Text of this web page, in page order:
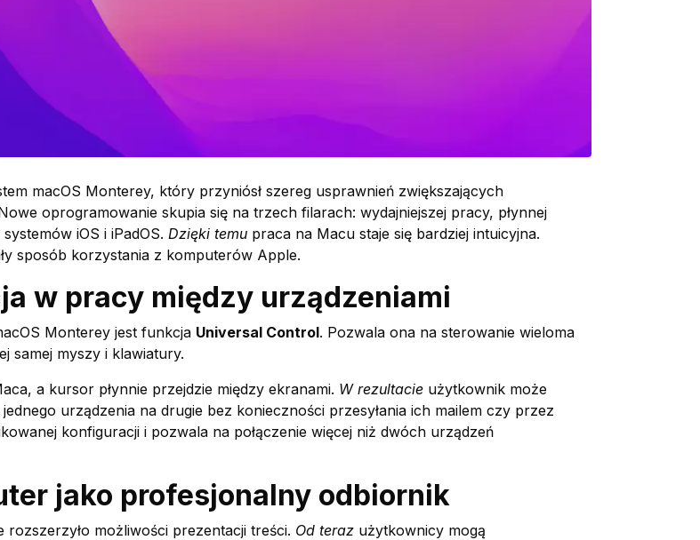
macOS Monterey, który przyniósł szereg usprawnień zwiększających
oprogramowanie skupia się na trzech filarach: wydajniejszej pracy, płynnej
iOS i iPadOS. Dzięki temu praca na Macu staje się bardziej intuicyjna.
sposób korzystania z komputerów Apple.
w pracy między urządzeniami
Monterey jest funkcja Universal Control. Pozwala ona na sterowanie wieloma
samej myszy i klawiatury.
a kursor płynnie przejdzie między ekranami. W rezultacie użytkownik może
urządzenia na drugie bez konieczności przesyłania ich mailem czy przez
konfiguracji i pozwala na połączenie więcej niż dwóch urządzeń
jako profesjonalny odbiornik
rozszerzyło możliwości prezentacji treści. Od teraz użytkownicy mogą